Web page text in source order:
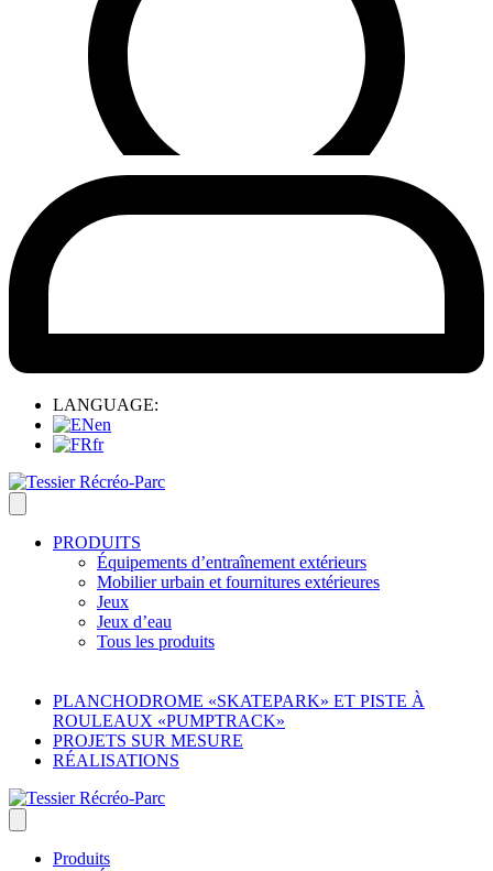
LANGUAGE:
en
fr
PRODUITS
Équipements d’entraînement extérieurs
Mobilier urbain et fournitures extérieures
Jeux
Jeux d’eau
Tous les produits
PLANCHODROME «SKATEPARK» ET PISTE À
ROULEAUX «PUMPTRACK»
PROJETS SUR MESURE
RÉALISATIONS
Produits